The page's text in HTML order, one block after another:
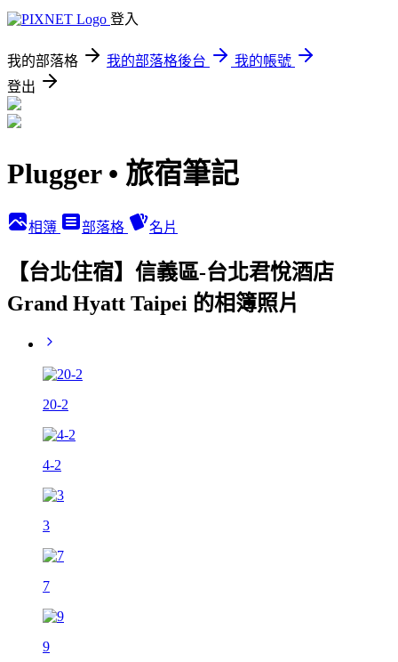
登入
我的部落格 我的部落格後台
我的帳號
登出
Plugger • 旅宿筆記
相簿 部落格 名片
【台北住宿】信義區-台北君悅酒店
Grand Hyatt Taipei 的相簿照片
20-2
4-2
3
7
9